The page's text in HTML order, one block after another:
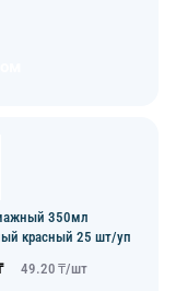
350мл
красный 25 шт/уп
49.20 ₸/шт